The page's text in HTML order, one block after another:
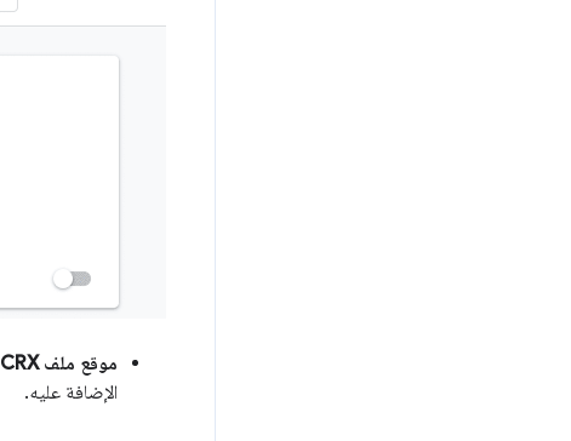
موقع ملف CRX
الإضافة عليه.